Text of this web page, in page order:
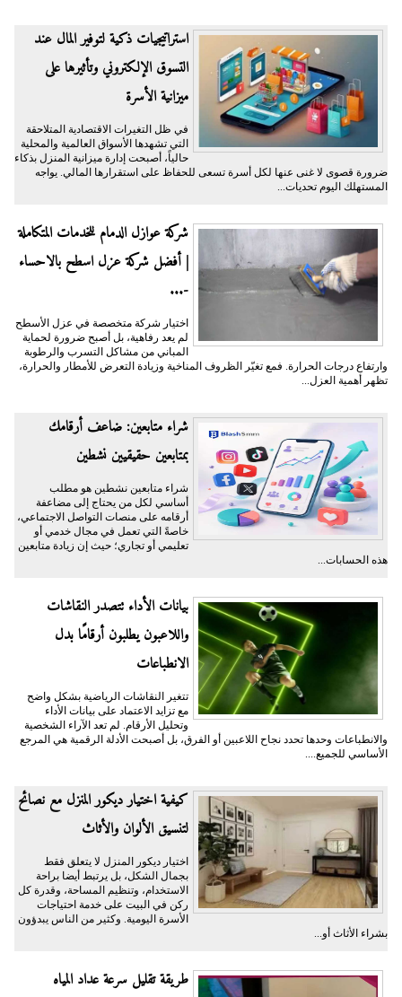
​استراتيجيات ذكية لتوفير المال عند
التسوق الإلكتروني وتأثيرها على
ميزانية الأسرة
​في ظل التغيرات الاقتصادية المتلاحقة
التي تشهدها الأسواق العالمية والمحلية
حالياً، أصبحت إدارة ميزانية المنزل بذكاء
ضرورة قصوى لا غنى عنها لكل أسرة تسعى للحفاظ على استقرارها المالي. يواجه
المستهلك اليوم تحديات...
شركة عوازل الدمام للخدمات المتكاملة
| أفضل شركة عزل اسطح بالاحساء
-...
اختيار شركة متخصصة في عزل الأسطح
لم يعد رفاهية، بل أصبح ضرورة لحماية
المباني من مشاكل التسرب والرطوبة
وارتفاع درجات الحرارة. فمع تغيّر الظروف المناخية وزيادة التعرض للأمطار والحرارة،
تظهر أهمية العزل...
شراء متابعين: ضاعف أرقامك
بمتابعين حقيقيين نشطين
شراء متابعين نشطين هو مطلب
أساسي لكل من يحتاج إلى مضاعفة
أرقامه على منصات التواصل الاجتماعي،
خاصةً التي تعمل في مجال خدمي أو
تعليمي أو تجاري؛ حيث إن زيادة متابعين
هذه الحسابات...
بيانات الأداء تتصدر النقاشات
واللاعبون يطلبون أرقامًا بدل
الانطباعات
تتغير النقاشات الرياضية بشكل واضح
مع تزايد الاعتماد على بيانات الأداء
وتحليل الأرقام. لم تعد الآراء الشخصية
والانطباعات وحدها تحدد نجاح اللاعبين أو الفرق، بل أصبحت الأدلة الرقمية هي المرجع
الأساسي للجميع....
كيفية اختيار ديكور المنزل مع نصائح
لتنسيق الألوان والأثاث
اختيار ديكور المنزل لا يتعلق فقط
بجمال الشكل، بل يرتبط أيضا براحة
الاستخدام، وتنظيم المساحة، وقدرة كل
ركن في البيت على خدمة احتياجات
الأسرة اليومية. وكثير من الناس يبدؤون
بشراء الأثاث أو...
طريقة تقليل سرعة عداد المياه